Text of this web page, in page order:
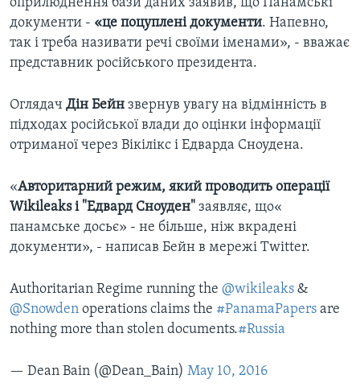
оприлюднення бази даних заявив, що Панамські
документи - «це поцуплені документи. Напевно,
так і треба називати речі своїми іменами», - вважає
представник російського президента.
Оглядач Дін Бейн звернув увагу на відмінність в
підходах російської влади до оцінки інформації
отриманої через Вікілікс і Едварда Сноудена.
«Авторитарний режим, який проводить операції
Wikileaks і "Едвард Сноуден" заявляє, що«
панамське досьє» - не більше, ніж вкрадені
документи», - написав Бейн в мережі Twitter.
Authoritarian Regime running the @wikileaks &
@Snowden operations claims the #PanamaPapers are
nothing more than stolen documents.#Russia
— Dean Bain (@Dean_Bain) May 10, 2016